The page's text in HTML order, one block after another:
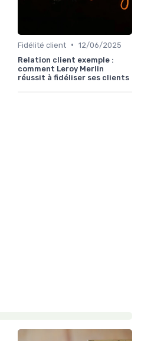
Fidélité client • 12/06/2025
Relation client exemple :
comment Leroy Merlin
réussit à fidéliser ses clients